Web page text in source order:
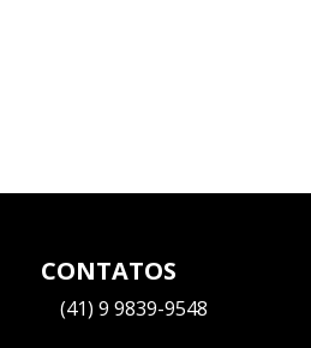
CONTATOS
(41) 9 9839-9548